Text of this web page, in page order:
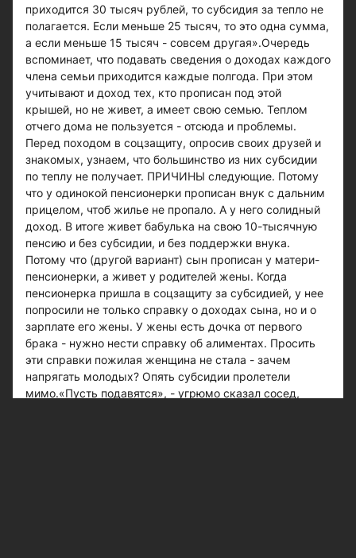
приходится 30 тысяч рублей, то субсидия за тепло не
полагается. Если меньше 25 тысяч, то это одна сумма,
а если меньше 15 тысяч - совсем другая».Очередь
вспоминает, что подавать сведения о доходах каждого
члена семьи приходится каждые полгода. При этом
учитывают и доход тех, кто прописан под этой
крышей, но не живет, а имеет свою семью. Теплом
отчего дома не пользуется - отсюда и проблемы.
Перед походом в соцзащиту, опросив своих друзей и
знакомых, узнаем, что большинство из них субсидии
по теплу не получает. ПРИЧИНЫ следующие. Потому
что у одинокой пенсионерки прописан внук с дальним
прицелом, чтоб жилье не пропало. А у него солидный
доход. В итоге живет бабулька на свою 10-тысячную
пенсию и без субсидии, и без поддержки внука.
Потому что (другой вариант) сын прописан у матери-
пенсионерки, а живет у родителей жены. Когда
пенсионерка пришла в соцзащиту за субсидией, у нее
попросили не только справку о доходах сына, но и о
зарплате его жены. У жены есть дочка от первого
брака - нужно нести справку об алиментах. Просить
эти справки пожилая женщина не стала - зачем
напрягать молодых? Опять субсидии пролетели
мимо.«Пусть подавятся», - угрюмо сказал сосед,